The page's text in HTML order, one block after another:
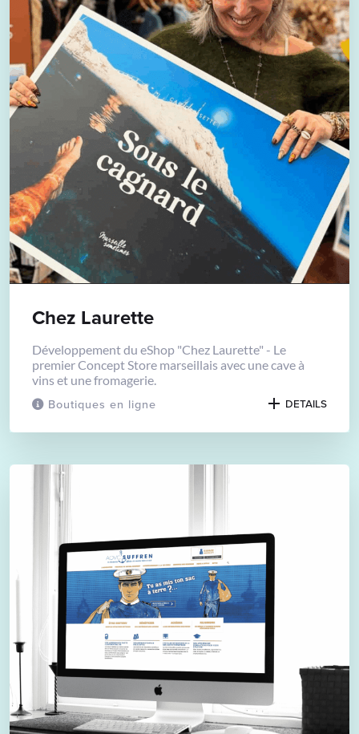
Boutiques en ligne
Chez Laurette
Développement du eShop "Chez Laurette" - Le
premier Concept Store marseillais avec une cave à
vins et une fromagerie.
DETAILS